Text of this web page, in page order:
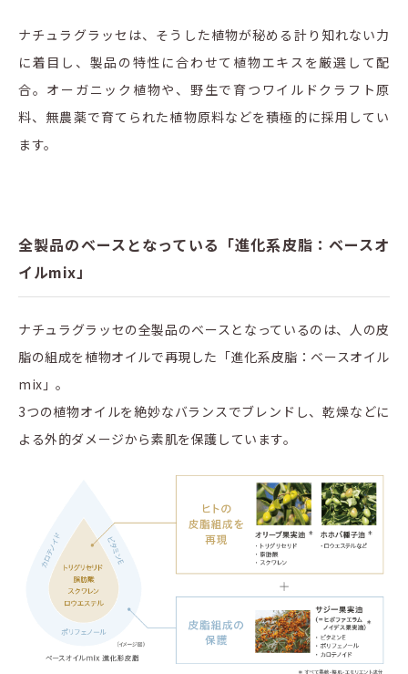
ナチュラグラッセは、そうした植物が秘める計り知れない力
に着目し、製品の特性に合わせて植物エキスを厳選して配
合。オーガニック植物や、野生で育つワイルドクラフト原
料、無農薬で育てられた植物原料などを積極的に採用してい
ます。
全製品のベースとなっている「進化系皮脂：ベースオ
イルmix」
ナチュラグラッセの全製品のベースとなっているのは、人の皮
脂の組成を植物オイルで再現した「進化系皮脂：ベースオイル
mix」。
3つの植物オイルを絶妙なバランスでブレンドし、乾燥などに
よる外的ダメージから素肌を保護しています。